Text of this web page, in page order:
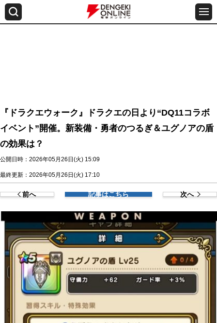
『ドラクエウォーク』ドラクエの日より“DQ11コラボ
イベント”開催。新装備・勇者のつるぎ＆ユグノアの盾
の効果は？
公開日時：2026年05月26日(火) 15:09
最終更新：2026年05月26日(火) 17:10
前へ 記事はこちら 次へ